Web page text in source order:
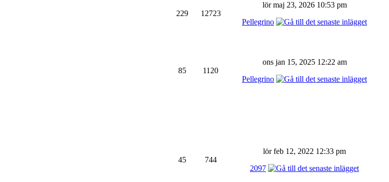
229 12723
lör maj 23, 2026 10:53 pm
Pellegrino
85 1120
ons jan 15, 2025 12:22 am
Pellegrino
45 744
lör feb 12, 2022 12:33 pm
2097